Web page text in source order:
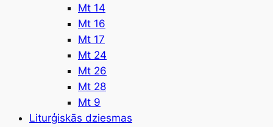
Mt 14
Mt 16
Mt 17
Mt 24
Mt 26
Mt 28
Mt 9
Liturģiskās dziesmas